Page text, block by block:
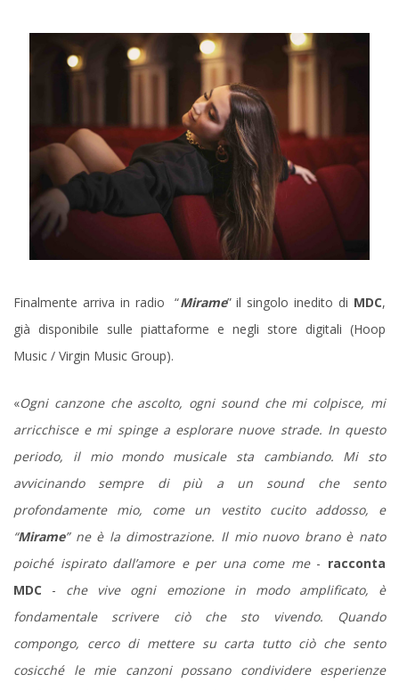
Finalmente arriva in radio “Mirame” il singolo inedito di MDC,
già disponibile sulle piattaforme e negli store digitali (Hoop
Music / Virgin Music Group).
«Ogni canzone che ascolto, ogni sound che mi colpisce, mi
arricchisce e mi spinge a esplorare nuove strade. In questo
periodo, il mio mondo musicale sta cambiando. Mi sto
avvicinando sempre di più a un sound che sento
profondamente mio, come un vestito cucito addosso, e
“Mirame” ne è la dimostrazione. Il mio nuovo brano è nato
poiché ispirato dall’amore e per una come me- racconta
MDC - che vive ogni emozione in modo amplificato, è
fondamentale scrivere ciò che sto vivendo. Quando
compongo, cerco di mettere su carta tutto ciò che sento
cosicché le mie canzoni possano condividere esperienze